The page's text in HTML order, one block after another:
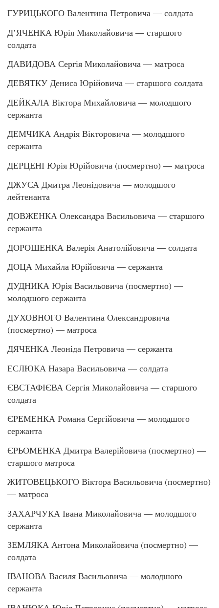
ГУРИЦЬКОГО Валентина Петровича — солдата
Д’ЯЧЕНКА Юрія Миколайовича — старшого
солдата
ДАВИДОВА Сергія Миколайовича — матроса
ДЕВЯТКУ Дениса Юрійовича — старшого солдата
ДЕЙКАЛА Віктора Михайловича — молодшого
сержанта
ДЕМЧИКА Андрія Вікторовича — молодшого
сержанта
ДЕРЦЕНІ Юрія Юрійовича (посмертно) — матроса
ДЖУСА Дмитра Леонідовича — молодшого
лейтенанта
ДОВЖЕНКА Олександра Васильовича — старшого
сержанта
ДОРОШЕНКА Валерія Анатолійовича — солдата
ДОЦА Михайла Юрійовича — сержанта
ДУДНИКА Юрія Васильовича (посмертно) —
молодшого сержанта
ДУХОВНОГО Валентина Олександровича
(посмертно) — матроса
ДЯЧЕНКА Леоніда Петровича — сержанта
ЕСЛЮКА Назара Васильовича — солдата
ЄВСТАФІЄВА Сергія Миколайовича — старшого
солдата
ЄРЕМЕНКА Романа Сергійовича — молодшого
сержанта
ЄРЬОМЕНКА Дмитра Валерійовича (посмертно) —
старшого матроса
ЖИТОВЕЦЬКОГО Віктора Васильовича (посмертно)
— матроса
ЗАХАРЧУКА Івана Миколайовича — молодшого
сержанта
ЗЕМЛЯКА Антона Миколайовича (посмертно) —
солдата
ІВАНОВА Василя Васильовича — молодшого
сержанта